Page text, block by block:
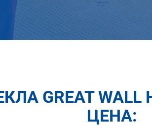
GREAT WALL
ЦЕНА: